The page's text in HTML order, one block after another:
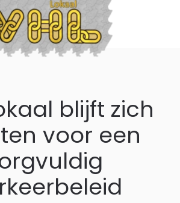
blijft zich
voor een